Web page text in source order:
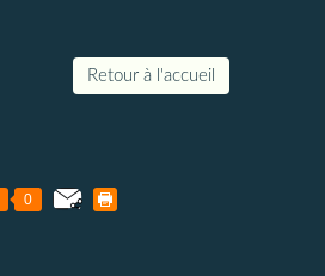
Retour à l'accueil
0